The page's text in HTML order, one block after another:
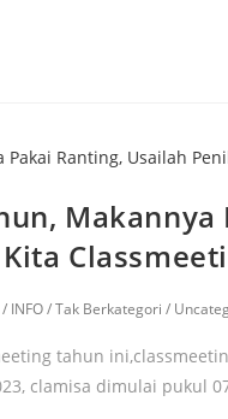
/ INFO/Tak Berkategori /
tahun
clamisa dimulai pukul